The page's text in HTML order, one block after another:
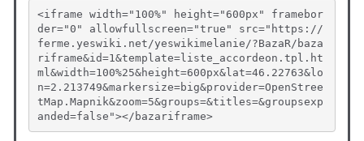
<iframe width="100%" height="600px" framebor
der="0" allowfullscreen="true" src="https://
ferme.yeswiki.net/yeswikimelanie/?BazaR/baza
riframe&id=1&template=liste_accordeon.tpl.ht
ml&width=100%25&height=600px&lat=46.22763&lo
n=2.213749&markersize=big&provider=OpenStree
tMap.Mapnik&zoom=5&groups=&titles=&groupsexp
anded=false"></bazariframe>